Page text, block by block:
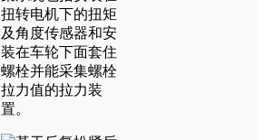
扭转电机下的扭矩
及角度传感器和安
装在车轮下面套住
螺栓并能采集螺栓
拉力值的拉力装
置。